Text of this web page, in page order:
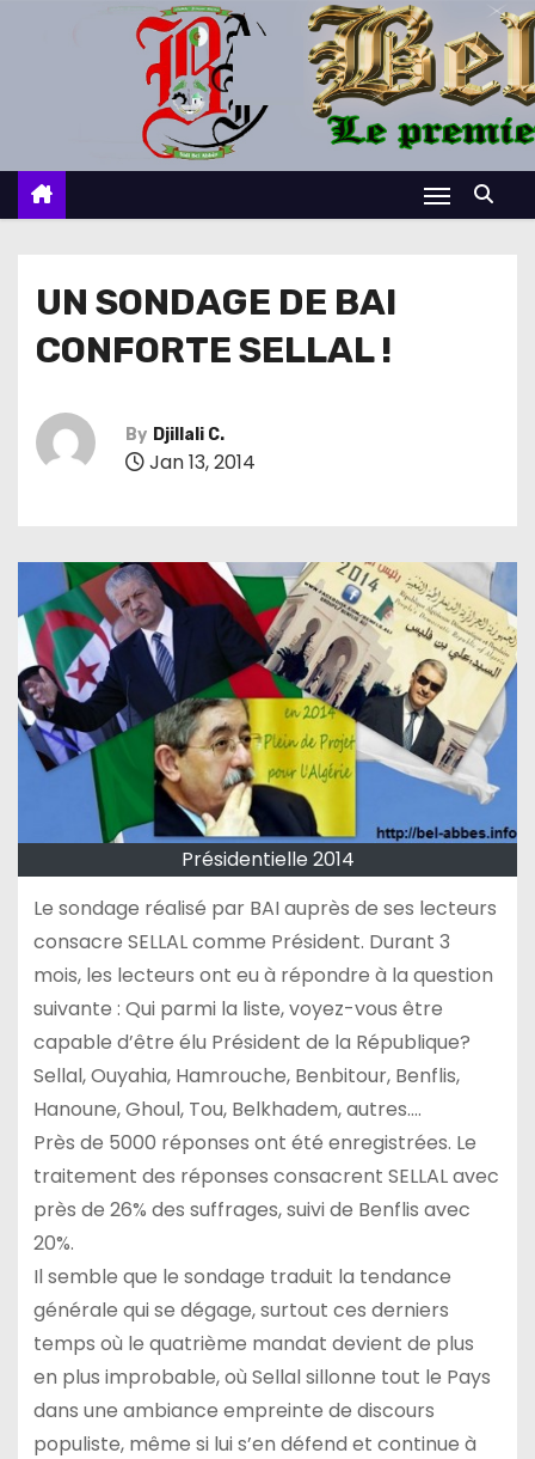
c
UN SONDAGE DE BAI
CONFORTE SELLAL !
By Djillali C.
Jan 13, 2014
Présidentielle 2014
Le sondage réalisé par BAI auprès de ses lecteurs
consacre SELLAL comme Président. Durant 3
mois, les lecteurs ont eu à répondre à la question
suivante : Qui parmi la liste, voyez-vous être
capable d’être élu Président de la République?
Sellal, Ouyahia, Hamrouche, Benbitour, Benflis,
Hanoune, Ghoul, Tou, Belkhadem, autres….
Près de 5000 réponses ont été enregistrées. Le
traitement des réponses consacrent SELLAL avec
près de 26% des suffrages, suivi de Benflis avec
20%.
Il semble que le sondage traduit la tendance
générale qui se dégage, surtout ces derniers
temps où le quatrième mandat devient de plus
en plus improbable, où Sellal sillonne tout le Pays
dans une ambiance empreinte de discours
populiste, même si lui s’en défend et continue à